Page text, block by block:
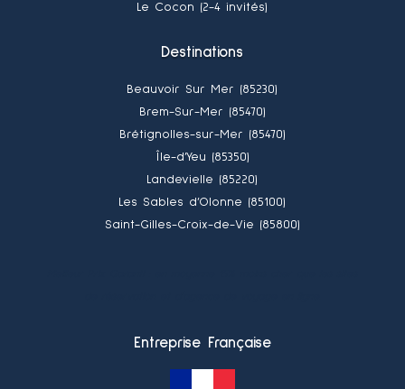
Le Cocon (2-4 invités)
Destinations
Beauvoir Sur Mer (85230)
Brem-Sur-Mer (85470)
Brétignolles-sur-Mer (85470)
Île-d’Yeu (85350)
Landevielle (85220)
Les Sables d’Olonne (85100)
Saint-Gilles-Croix-de-Vie (85800)
Entreprise Française